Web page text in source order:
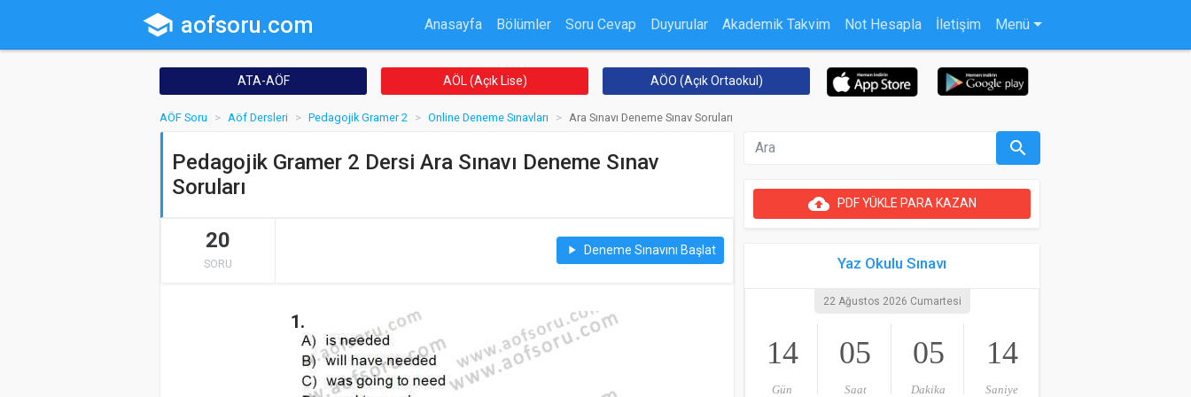
school aofsoru.com Anasayfa Bölümler Soru Cevap Duyurular Akademik Takvim Not Hesapla İletişim Menü
ATA-AÖF AÖL (Açık Lise) AÖO (Açık Ortaokul)
AÖF Soru Aöf Dersleri Pedagojik Gramer 2 Online Deneme Sınavları Ara Sınavı Deneme Sınav Soruları
Pedagojik Gramer 2 Dersi Ara Sınavı Deneme Sınav
Soruları
20
SORU
play_arrow Deneme Sınavını Başlat
1.
search
cloud_uploadPDF YÜKLE PARA KAZAN
Yaz Okulu Sınavı
22 Ağustos 2026 Cumartesi
14
Gün
05
Saat
05
Dakika
13
Saniye